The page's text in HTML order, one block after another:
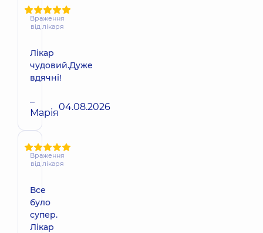
Враження
від лікаря
Лікар
чудовий.Дуже
вдячні!
–
Марія04.08.2026
Враження
від лікаря
Все
було
супер.
Лікар